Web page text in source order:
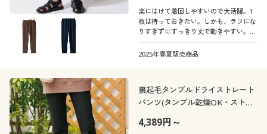
楽にはけて着回しやすいので大活躍。1
枚は持っておきたい。しかも、ラフにな
りすぎずにすっきり丈で動きやすい。い
いとこづくしのパンツです。
2025年春夏販売商品
裏起毛タンブルドライストレート
パンツ(タンブル乾燥OK・ストレ
4,389円～